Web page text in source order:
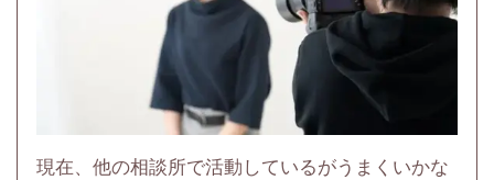
現在、他の相談所で活動しているがうまくいかな